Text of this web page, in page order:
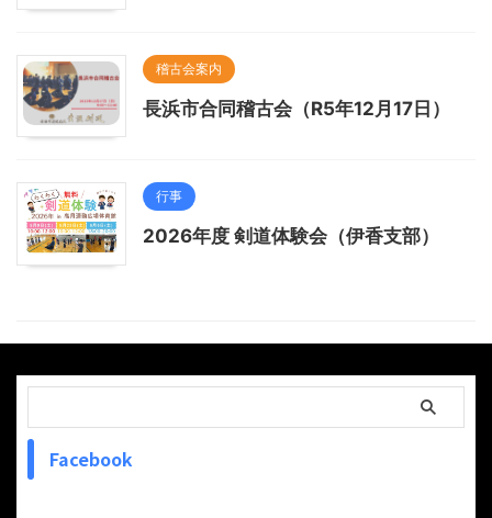
稽古会案内
長浜市合同稽古会（R5年12月17日）
行事
2026年度 剣道体験会（伊香支部）
Facebook